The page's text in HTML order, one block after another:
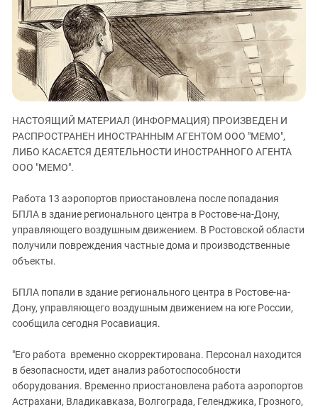
ЗАСТАВЛЯЕТ
КАВКАЗ ЗА ПАЛЕСТИНУ
ИНАКОМЫСЛИЕ В ЧЕЧНЕ
ПРЕСЛЕДОВАНИЕ АКТИВИСТОВ
МОБИЛИЗАЦИЯ И ПРОТЕСТЫ
Дагестан
Ингушетия
Кабардино-Балкария
Калмыкия
Карачаево-Черкесия
Краснодарский край
Российская Федерация
Северная Осетия - Алания
СКФО
Ставропольский край
Южная Осетия
Южный Кавказ
НАСТОЯЩИЙ МАТЕРИАЛ (ИНФОРМАЦИЯ) ПРОИЗВЕДЕН И
РАСПРОСТРАНЕН ИНОСТРАННЫМ АГЕНТОМ ООО "МЕМО",
ЛИБО КАСАЕТСЯ ДЕЯТЕЛЬНОСТИ ИНОСТРАННОГО АГЕНТА
ООО "МЕМО".
Работа 13 аэропортов приостановлена после попадания
БПЛА в здание регионального центра в Ростове-на-Дону,
управляющего воздушным движением. В Ростовской области
получили повреждения частные дома и производственные
объекты.
БПЛА попали в здание регионального центра в Ростове-на-
Дону, управляющего воздушным движением на юге России,
сообщила сегодня Росавиация.
"Его работа временно скорректирована. Персонал находится
в безопасности, идет анализ работоспособности
оборудования. Временно приостановлена работа аэропортов
Астрахани, Владикавказа, Волгограда, Геленджика, Грозного,